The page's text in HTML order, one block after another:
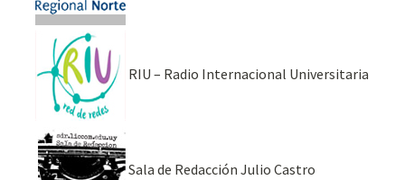
RIU – Radio Internacional Universitaria
Sala de Redacción Julio Castro